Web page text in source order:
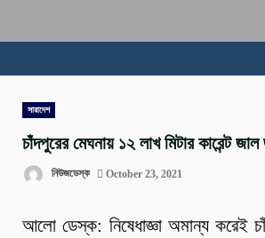
সারাদেশ
চাঁদপুরের মেঘনায় ১২ লাখ মিটার কারেন্ট জাল
নিউজডেস্ক October 23, 2021
আলো ডেস্ক: নিষেধাজ্ঞা অমান্য করেই